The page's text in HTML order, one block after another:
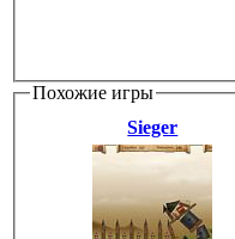
Похожие игры
Sieger